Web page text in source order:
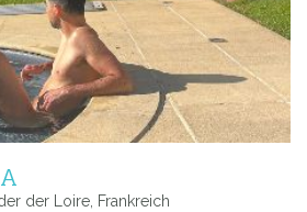
der Loire, Frankreich